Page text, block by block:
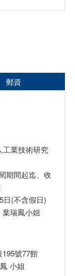
郵資
工業技術研究
期間起迄、收
日(不含假日)
瑞鳳小姐
號77館
小姐